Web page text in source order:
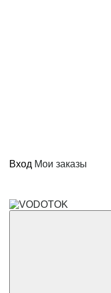
Вход Мои заказы